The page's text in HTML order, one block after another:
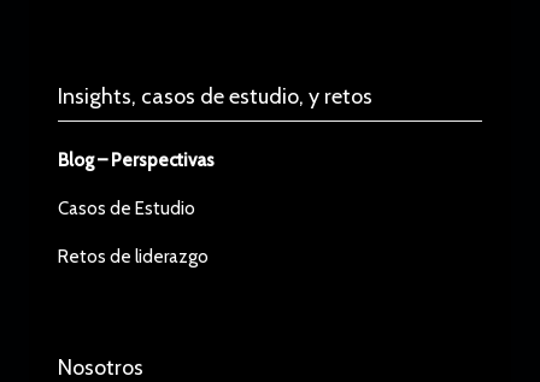
Insights, casos de estudio, y retos
Blog – Perspectivas
Casos de Estudio
Retos de liderazgo
Nosotros